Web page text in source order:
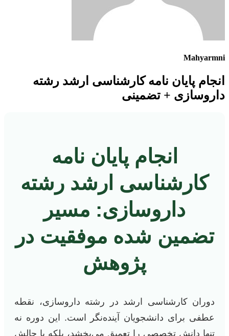
Mahyarmni
انجام پایان نامه کارشناسی ارشد رشته
داروسازی + تضمینی
انجام پایان نامه
کارشناسی ارشد رشته
داروسازی: مسیر
تضمین شده موفقیت در
پژوهش
دوران کارشناسی ارشد در رشته داروسازی، نقطه
عطفی برای دانشجویان آینده‌نگر است. این دوره نه
تنها دانش تخصصی را تعمیق می‌بخشد، بلکه با چالش